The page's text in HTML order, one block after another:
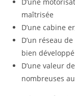
maîtrisée
D’une cabine
D’un réseau
bien
D’une valeur
nombreuses